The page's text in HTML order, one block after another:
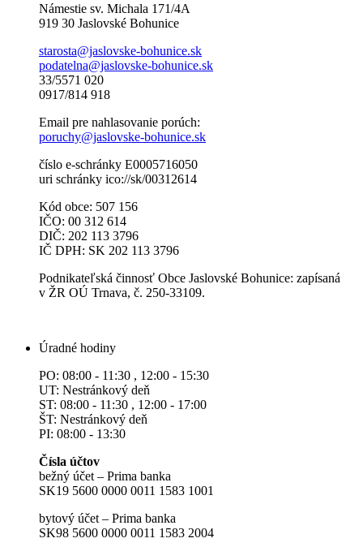
Námestie sv. Michala 171/4A
919 30 Jaslovské Bohunice
starosta@jaslovske-bohunice.sk
podatelna@jaslovske-bohunice.sk
33/5571 020
0917/814 918
Email pre nahlasovanie porúch:
poruchy@jaslovske-bohunice.sk
číslo e-schránky E0005716050
uri schránky ico://sk/00312614
Kód obce: 507 156
IČO: 00 312 614
DIČ: 202 113 3796
IČ DPH: SK 202 113 3796
Podnikateľská činnosť Obce Jaslovské Bohunice: zapísaná
v ŽR OÚ Trnava, č. 250-33109.
Úradné hodiny
PO: 08:00 - 11:30 , 12:00 - 15:30
UT: Nestránkový deň
ST: 08:00 - 11:30 , 12:00 - 17:00
ŠT: Nestránkový deň
PI: 08:00 - 13:30
Čísla účtov
bežný účet – Prima banka
SK19 5600 0000 0011 1583 1001
bytový účet – Prima banka
SK98 5600 0000 0011 1583 2004